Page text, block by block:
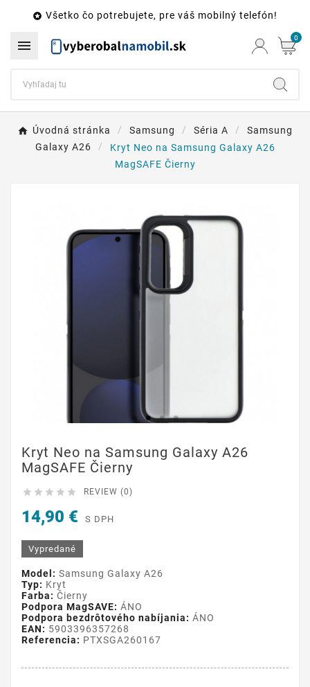
 Všetko čo potrebujete, pre váš mobilný telefón!
 0
Úvodná stránka Samsung Séria A
Samsung
Galaxy A26
Kryt Neo na Samsung Galaxy A26
MagSAFE Čierny
Kryt Neo na Samsung Galaxy A26
MagSAFE Čierny
     REVIEW (0)
14,90 € S DPH
Vypredané
Model: Samsung Galaxy A26
Typ: Kryt
Farba: Čierny
Podpora MagSAVE: ÁNO
Podpora bezdrôtového nabíjania: ÁNO
EAN: 5903396357268
Referencia: PTXSGA260167